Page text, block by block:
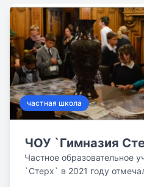
частная школа
ЧОУ `Гимназия
Частное образовательное
`Стерх` в 2021 году